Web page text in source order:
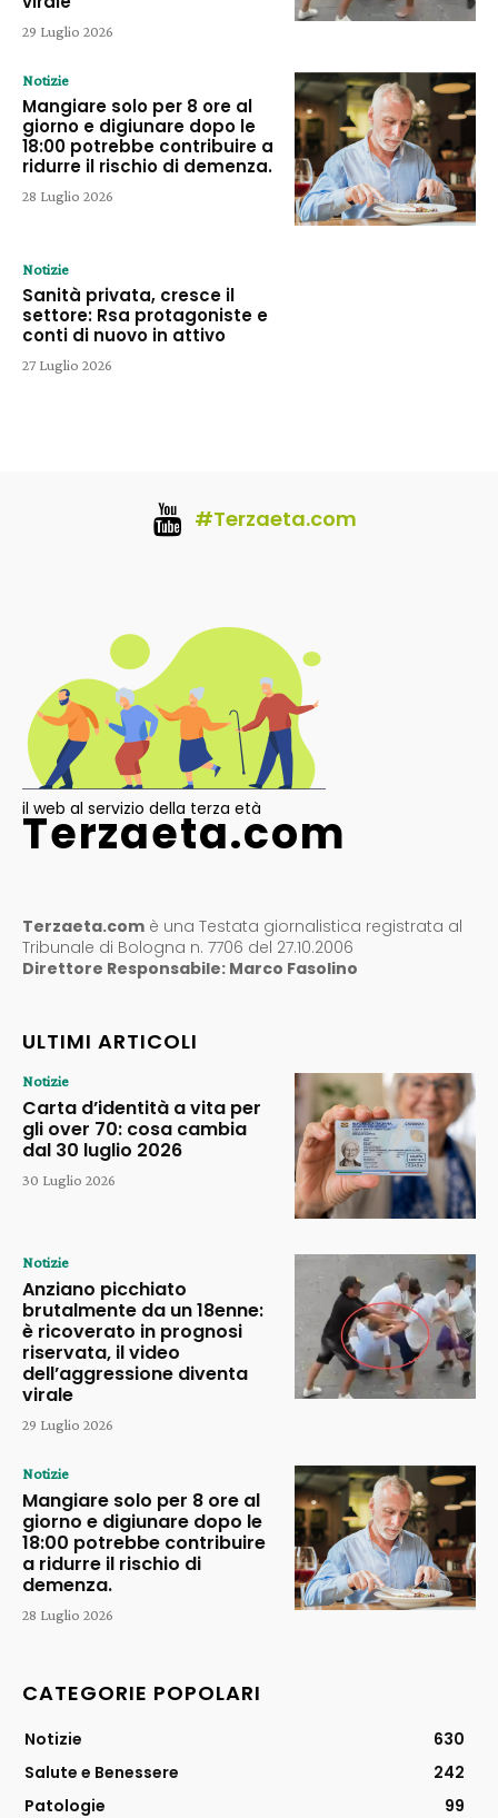
29 Luglio 2026
Notizie
Mangiare solo per 8 ore al
giorno e digiunare dopo le
18:00 potrebbe contribuire a
ridurre il rischio di demenza.
28 Luglio 2026
Notizie
Sanità privata, cresce il
settore: Rsa protagoniste e
conti di nuovo in attivo
27 Luglio 2026
#Terzaeta.com
il web al servizio della terza età
Terzaeta.com
Terzaeta.com è una Testata giornalistica registrata al
Tribunale di Bologna n. 7706 del 27.10.2006
Direttore Responsabile: Marco Fasolino
ULTIMI ARTICOLI
Notizie
Carta d’identità a vita per
gli over 70: cosa cambia
dal 30 luglio 2026
30 Luglio 2026
Notizie
Anziano picchiato
brutalmente da un 18enne:
è ricoverato in prognosi
riservata, il video
dell’aggressione diventa
virale
29 Luglio 2026
Notizie
Mangiare solo per 8 ore al
giorno e digiunare dopo le
18:00 potrebbe contribuire
a ridurre il rischio di
demenza.
28 Luglio 2026
CATEGORIE POPOLARI
Notizie
630
Salute e Benessere
242
Patologie
99